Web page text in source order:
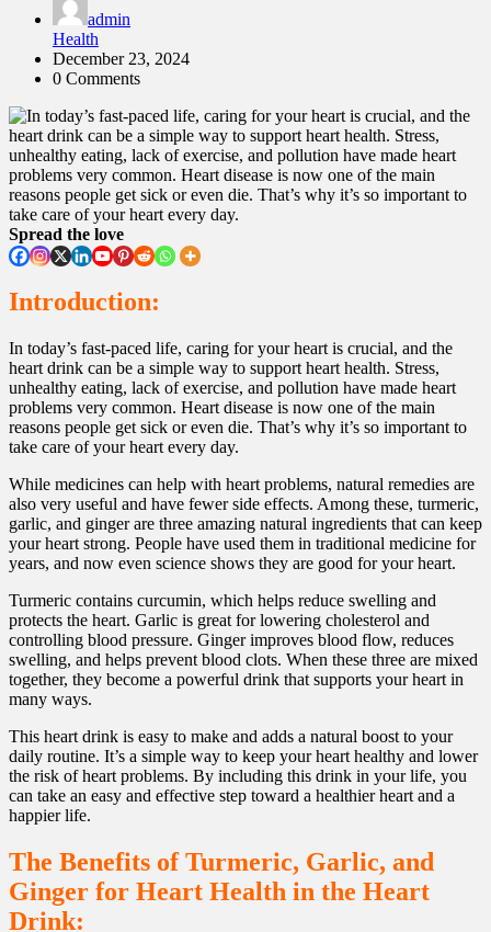
admin
Health
December 23, 2024
0 Comments
Spread the love
Introduction:
In today’s fast-paced life, caring for your heart is crucial, and the
heart drink can be a simple way to support heart health. Stress,
unhealthy eating, lack of exercise, and pollution have made heart
problems very common. Heart disease is now one of the main
reasons people get sick or even die. That’s why it’s so important to
take care of your heart every day.
While medicines can help with heart problems, natural remedies are
also very useful and have fewer side effects. Among these, turmeric,
garlic, and ginger are three amazing natural ingredients that can keep
your heart strong. People have used them in traditional medicine for
years, and now even science shows they are good for your heart.
Turmeric contains curcumin, which helps reduce swelling and
protects the heart. Garlic is great for lowering cholesterol and
controlling blood pressure. Ginger improves blood flow, reduces
swelling, and helps prevent blood clots. When these three are mixed
together, they become a powerful drink that supports your heart in
many ways.
This heart drink is easy to make and adds a natural boost to your
daily routine. It’s a simple way to keep your heart healthy and lower
the risk of heart problems. By including this drink in your life, you
can take an easy and effective step toward a healthier heart and a
happier life.
The Benefits of Turmeric, Garlic, and
Ginger for Heart Health in the Heart
Drink: